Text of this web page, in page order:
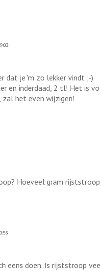
dat je 'm zo lekker vindt ;-)
en inderdaad, 2 tl! Het is
het even wijzigen!
Hoeveel gram
doen. Is rijststroop